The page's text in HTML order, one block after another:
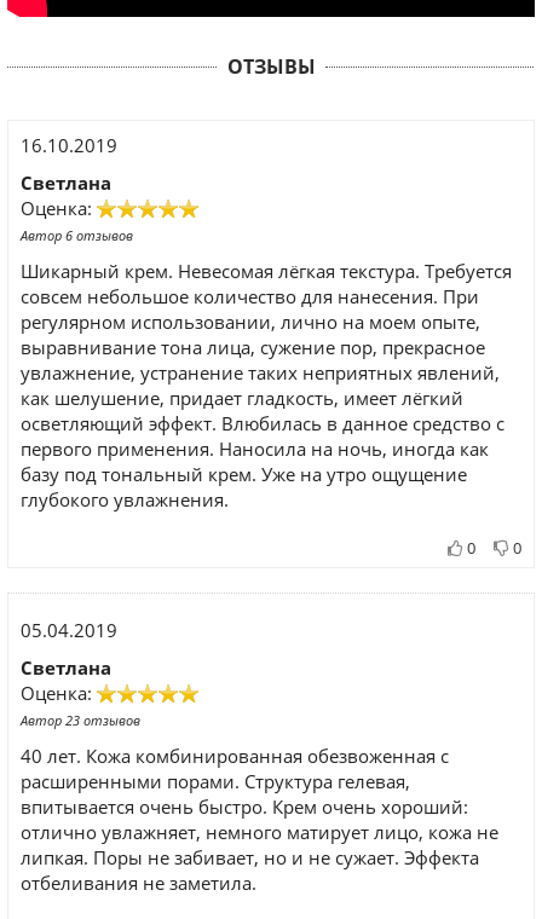
ОТЗЫВЫ
16.10.2019
Светлана
Оценка:
Автор 6 отзывов
Шикарный крем. Невесомая лёгкая текстура. Требуется
совсем небольшое количество для нанесения. При
регулярном использовании, лично на моем опыте,
выравнивание тона лица, сужение пор, прекрасное
увлажнение, устранение таких неприятных явлений,
как шелушение, придает гладкость, имеет лёгкий
осветляющий эффект. Влюбилась в данное средство с
первого применения. Наносила на ночь, иногда как
базу под тональный крем. Уже на утро ощущение
глубокого увлажнения.
0 0
05.04.2019
Светлана
Оценка:
Автор 23 отзывов
40 лет. Кожа комбинированная обезвоженная с
расширенными порами. Структура гелевая,
впитывается очень быстро. Крем очень хороший:
отлично увлажняет, немного матирует лицо, кожа не
липкая. Поры не забивает, но и не сужает. Эффекта
отбеливания не заметила.